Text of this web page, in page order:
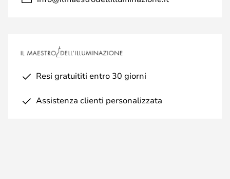
Resi gratuititi entro 30 giorni
Assistenza clienti personalizzata